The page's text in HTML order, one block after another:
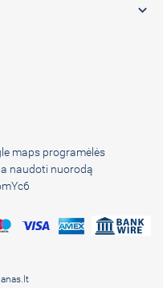

maps programėlės
naudoti nuorodą